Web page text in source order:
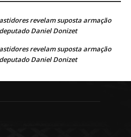
revelam suposta armação
Daniel Donizet
revelam suposta armação
Daniel Donizet